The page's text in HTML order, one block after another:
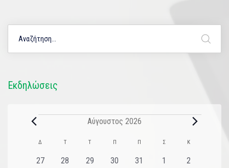
Εκδηλώσεις
Αύγουστος 2026
Ημερολόγιο
του
Δ Τ Τ Π Π Σ Κ
0
27
0
28
0
29
0
30
0
31
01
0
2